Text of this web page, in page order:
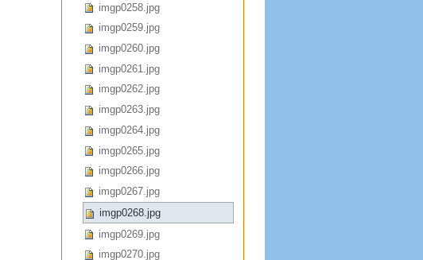
imgp0258.jpg
imgp0259.jpg
imgp0260.jpg
imgp0261.jpg
imgp0262.jpg
imgp0263.jpg
imgp0264.jpg
imgp0265.jpg
imgp0266.jpg
imgp0267.jpg
imgp0268.jpg
imgp0269.jpg
imgp0270.jpg